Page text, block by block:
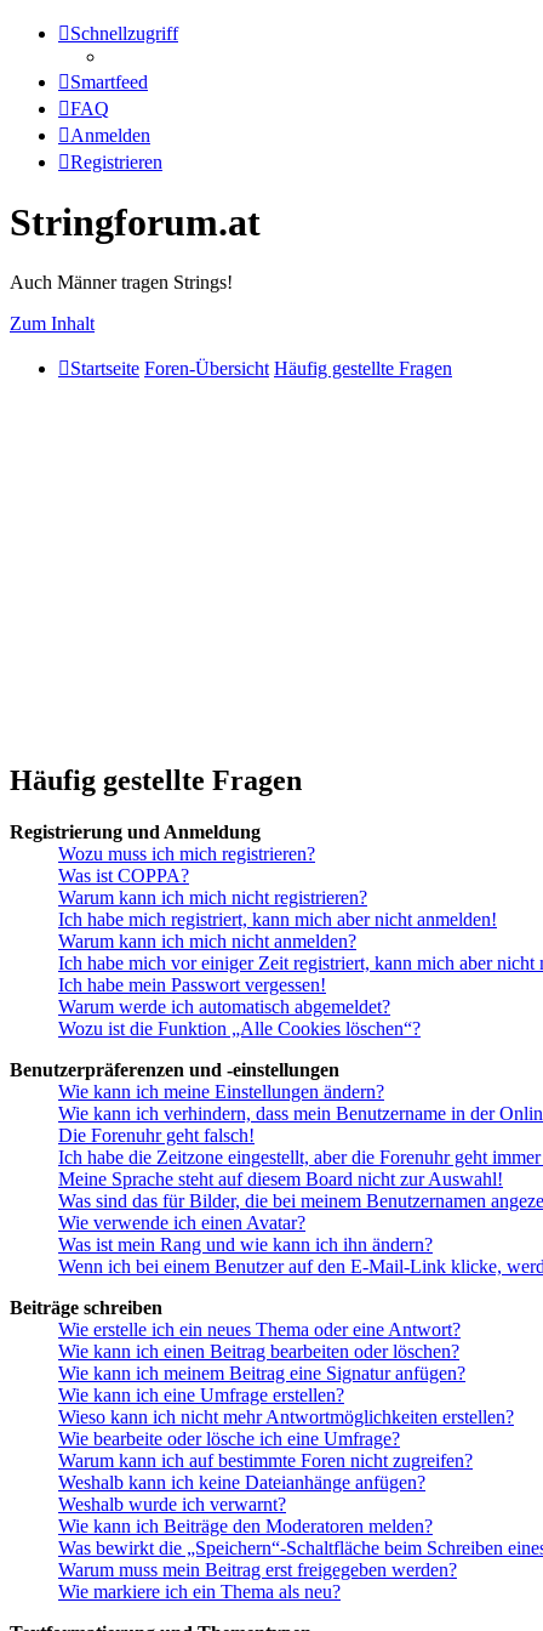
Schnellzugriff
Smartfeed
FAQ
Anmelden
Registrieren
Stringforum.at
Auch Männer tragen Strings!
Zum Inhalt
Startseite Foren-Übersicht Häufig gestellte Fragen
Häufig gestellte Fragen
Registrierung und Anmeldung
Wozu muss ich mich registrieren?
Was ist COPPA?
Warum kann ich mich nicht registrieren?
Ich habe mich registriert, kann mich aber nicht anmelden!
Warum kann ich mich nicht anmelden?
Ich habe mich vor einiger Zeit registriert, kann mich aber nicht
Ich habe mein Passwort vergessen!
Warum werde ich automatisch abgemeldet?
Wozu ist die Funktion „Alle Cookies löschen“?
Benutzerpräferenzen und -einstellungen
Wie kann ich meine Einstellungen ändern?
Wie kann ich verhindern, dass mein Benutzername in der
Die Forenuhr geht falsch!
Ich habe die Zeitzone eingestellt, aber die Forenuhr geht
Meine Sprache steht auf diesem Board nicht zur Auswahl!
Was sind das für Bilder, die bei meinem Benutzernamen
Wie verwende ich einen Avatar?
Was ist mein Rang und wie kann ich ihn ändern?
Wenn ich bei einem Benutzer auf den E-Mail-Link klicke,
Beiträge schreiben
Wie erstelle ich ein neues Thema oder eine Antwort?
Wie kann ich einen Beitrag bearbeiten oder löschen?
Wie kann ich meinem Beitrag eine Signatur anfügen?
Wie kann ich eine Umfrage erstellen?
Wieso kann ich nicht mehr Antwortmöglichkeiten erstellen?
Wie bearbeite oder lösche ich eine Umfrage?
Warum kann ich auf bestimmte Foren nicht zugreifen?
Weshalb kann ich keine Dateianhänge anfügen?
Weshalb wurde ich verwarnt?
Wie kann ich Beiträge den Moderatoren melden?
Was bewirkt die „Speichern“-Schaltfläche beim Schreiben
Warum muss mein Beitrag erst freigegeben werden?
Wie markiere ich ein Thema als neu?